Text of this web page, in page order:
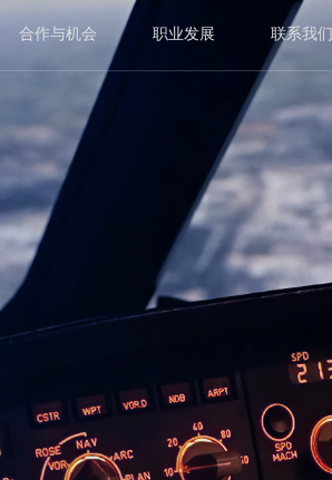
合作与机会 职业发展 联系我